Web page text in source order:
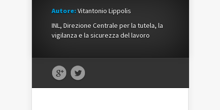
Autore:Vitantonio Lippolis
INL, Direzione Centrale per la tutela, la
vigilanza e la sicurezza del lavoro